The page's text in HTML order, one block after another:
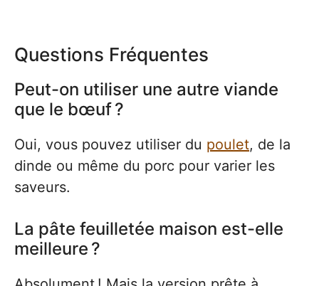
Questions Fréquentes
Peut-on utiliser une autre viande
que le bœuf ?
Oui, vous pouvez utiliser du poulet, de la
dinde ou même du porc pour varier les
saveurs.
La pâte feuilletée maison est-elle
meilleure ?